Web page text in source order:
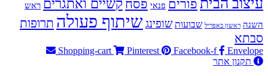
עיצוב הבית פורים פנאי פסח קשיים ואתגרים ראש
השנה ראשון באפריל שבועות שופינגשיתוף פעולה תרופות
סבתא
Shopping-cart Pinterest Facebook-f
Envelope
תקנון אתר